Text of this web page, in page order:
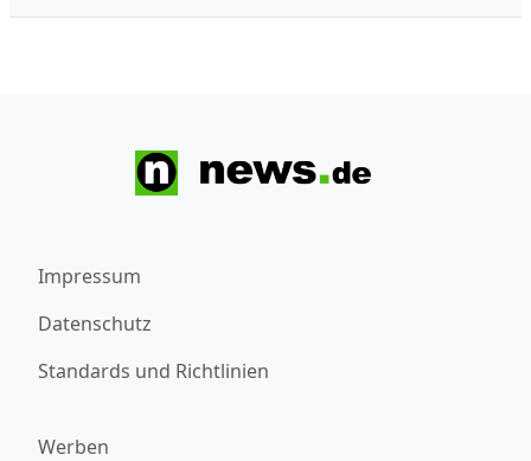
Impressum
Datenschutz
Standards und Richtlinien
Werben